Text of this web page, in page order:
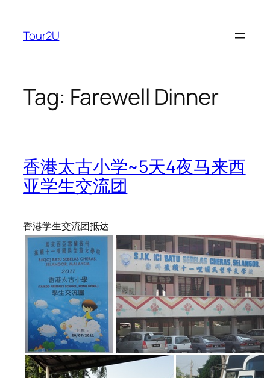
content
Tour2U
Tag: Farewell Dinner
香港太古小学~5天4夜马来西
亚学生交流团
香港学生交流团抵达